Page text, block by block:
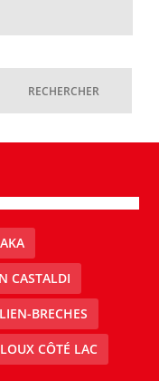
CASTALDI
BRECHES
CÔTÉ LAC